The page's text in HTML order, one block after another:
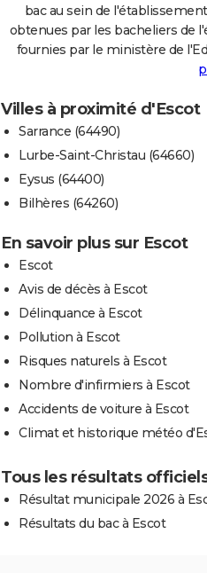
bac au sein de
obtenues par les bacheliers de
fournies par le ministère de
Villes à proximité d'Escot
Sarrance (64490)
Lurbe-Saint-Christau (64660)
Eysus (64400)
Bilhères (64260)
En savoir plus sur Escot
Escot
Avis de décès à Escot
Délinquance à Escot
Pollution à Escot
Risques naturels à Escot
Nombre d'infirmiers à Escot
Accidents de voiture à Escot
Climat et historique météo
Tous les résultats
Résultat municipale 2026 à
Résultats du bac à Escot